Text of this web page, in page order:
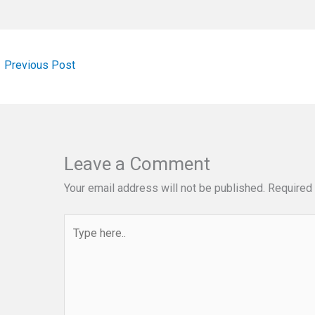
Previous Post
Leave a Comment
Your email address will not be published.
here..